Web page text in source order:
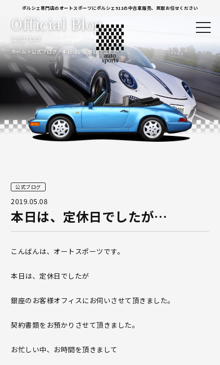
ポルシェ専門店のオートスポーツにポルシェ911の中古車販売、買取お任せください
公式ブログ
Official Blog
ホーム 公式ブログ 本日は、定休日でしたが…
公式ブログ
2019.05.08
本日は、定休日でしたが…
こんばんは、オートスポーツです。
本日は、定休日でしたが
銀座のお客様オフィスにお伺いさせて頂きました。
契約書類をお預かりさせて頂きました。
お忙しい中、お時間を頂きまして